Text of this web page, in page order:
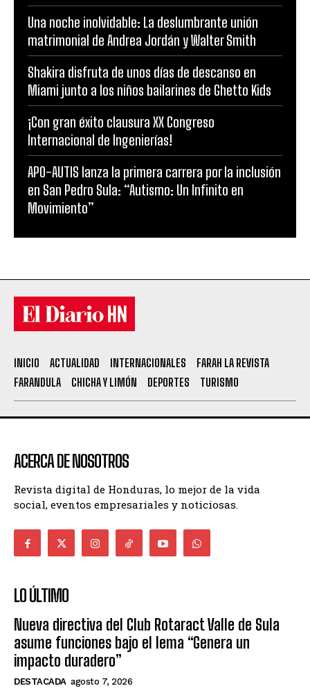
Una noche inolvidable: La deslumbrante unión
matrimonial de Andrea Jordán y Walter Smith
Shakira disfruta de unos días de descanso en
Miami junto a los niños bailarines de Ghetto Kids
¡Con gran éxito clausura XX Congreso
Internacional de Ingenierías!
APO-AUTIS lanza la primera carrera por la inclusión
en San Pedro Sula: “Autismo: Un Infinito en
Movimiento”
INICIO ACTUALIDAD INTERNACIONALES
FARAH LA REVISTA
FARANDULA
CHICHA Y LIMÓN DEPORTES TURISMO
ACERCA DE NOSOTROS
Revista digital de Honduras, lo mejor de la vida
social, eventos empresariales y noticiosas.
LO ÚLTIMO
Nueva directiva del Club Rotaract Valle de Sula
asume funciones bajo el lema “Genera un
impacto duradero”
DESTACADA agosto 7, 2026